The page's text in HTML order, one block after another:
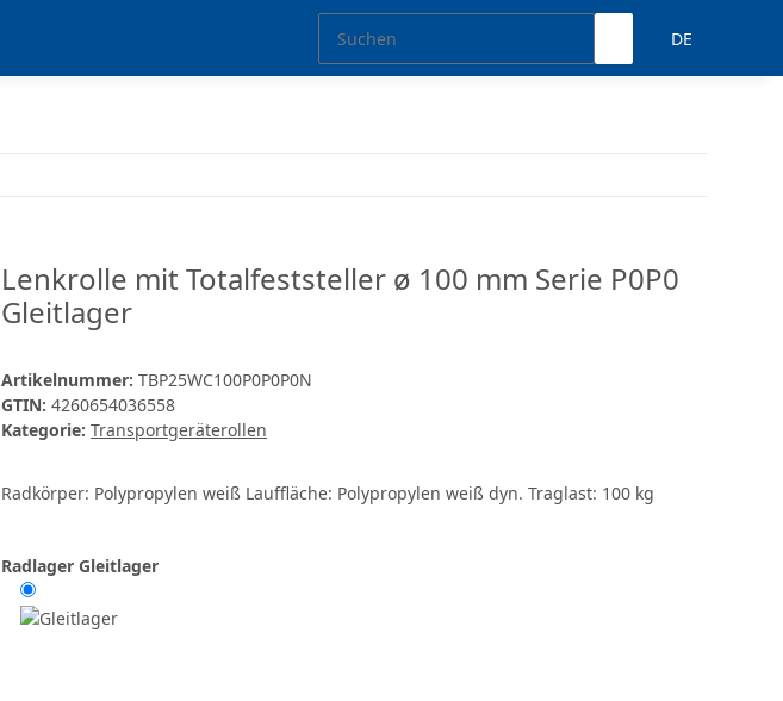
DE
Lenkrolle mit Totalfeststeller ø 100 mm Serie P0P0
Gleitlager
Artikelnummer: TBP25WC100P0P0P0N
GTIN: 4260654036558
Kategorie: Transportgeräterollen
Radkörper: Polypropylen weiß Lauffläche: Polypropylen weiß dyn. Traglast: 100 kg
Radlager Gleitlager